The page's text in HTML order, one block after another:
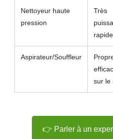
Nettoyeur haute
pression
Très
rapide
Aspirateur/Souffleur
sur le
👉 Parler à un